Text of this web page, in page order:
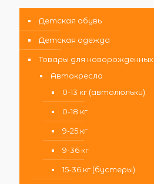
Детская обувь
Детская одежда
Товары для новорожденных
Автокресла
0-13 кг (автолюльки)
0-18 кг
9-25 кг
9-36 кг
15-36 кг (бустеры)